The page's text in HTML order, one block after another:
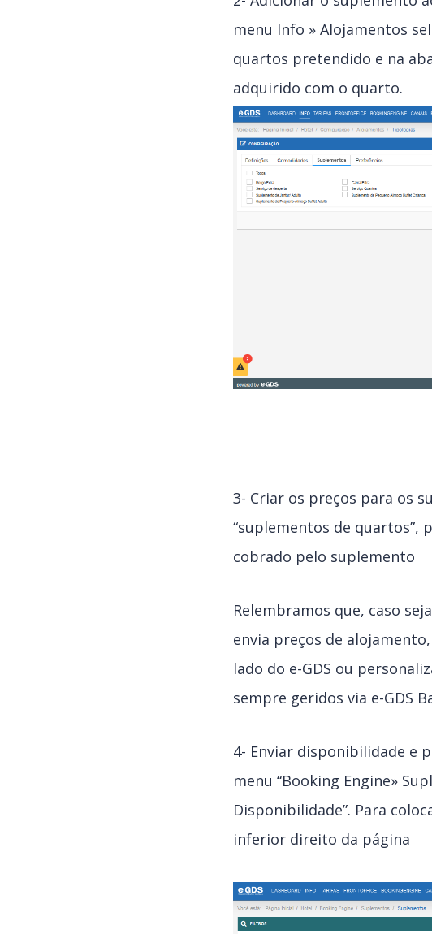
menu Info » Alojamentos
quartos pretendido e na
adquirido com o quarto.
3- Criar os preços para os
“suplementos de quartos”,
cobrado pelo suplemento
Relembramos que, caso
envia preços de
lado do e-GDS ou
sempre geridos via e-GDS
4- Enviar disponibilidade e
menu “Booking Engine»
Disponibilidade”. Para
inferior direito da página